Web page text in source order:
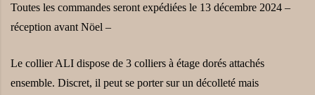
Toutes les commandes seront expédiées le 13 décembre 2024 –
réception avant Nöel –
Le collier ALI dispose de 3 colliers à étage dorés attachés
ensemble. Discret, il peut se porter sur un décolleté mais